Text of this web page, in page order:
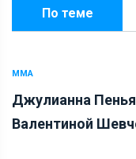
По теме
ММА
Джулианна
Валентиной